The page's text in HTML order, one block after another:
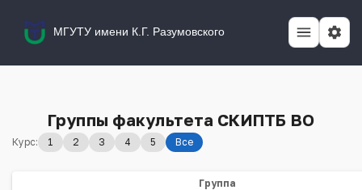
МГУТУ имени К.Г. Разумовского
Группы факультета СКИПТБ ВО
Курс: 1 2 3 4 5 Все
Группа